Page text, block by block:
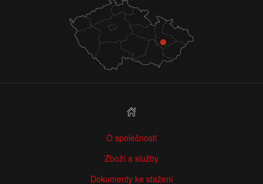
O společnosti
Zboží a služby
Dokumenty ke stažení